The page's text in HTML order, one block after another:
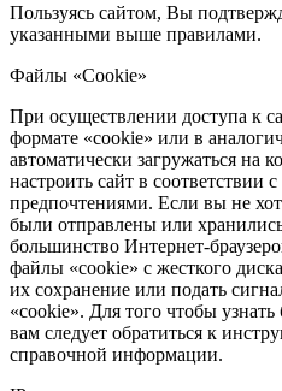
Пользуясь сайтом, Вы
указанными выше правилами.
Файлы «Cookie»
При осуществлении доступа к
формате «cookie» или в
автоматически загружаться на
настроить сайт в соответствии
предпочтениями. Если вы не
были отправлены или
большинство Интернет-
файлы «cookie» с жесткого
их сохранение или подать
«cookie». Для того чтобы
вам следует обратиться к
справочной информации.